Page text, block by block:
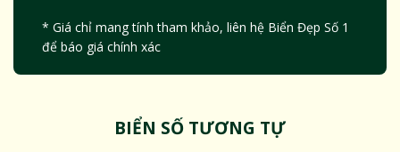
* Giá chỉ mang tính tham khảo, liên hệ Biển Đẹp Số 1
để báo giá chính xác
BIỂN SỐ TƯƠNG TỰ